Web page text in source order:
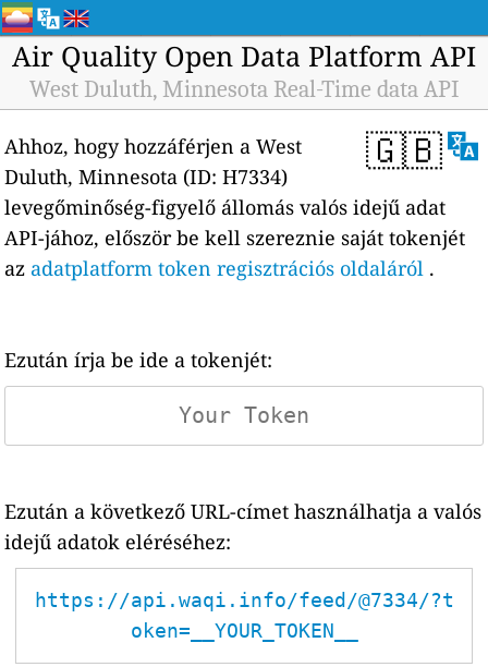
Air Quality Open Data Platform API
West Duluth, Minnesota Real-Time data API
🇬🇧
Ahhoz, hogy hozzáférjen a West
Duluth, Minnesota (ID: H7334)
levegőminőség-figyelő állomás valós idejű adat
API-jához, először be kell szereznie saját tokenjét
az adatplatform token regisztrációs oldaláról .
Ezután írja be ide a tokenjét:
Ezután a következő URL-címet használhatja a valós
idejű adatok eléréséhez:
https://api.waqi.info/feed/@7334/?t
oken=__YOUR_TOKEN__